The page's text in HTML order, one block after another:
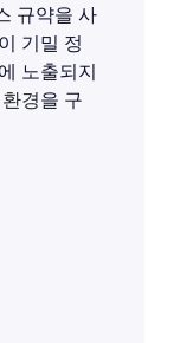
규약을 사
기밀 정
노출되지
경을 구